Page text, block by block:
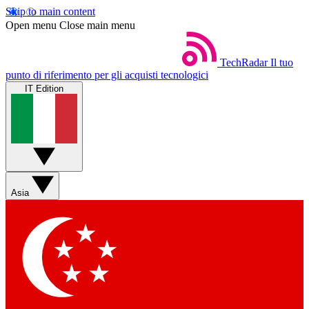
Skip to main content
Open menu Close main menu
TechRadar Il tuo
punto di riferimento per gli acquisti tecnologici
IT Edition
Asia